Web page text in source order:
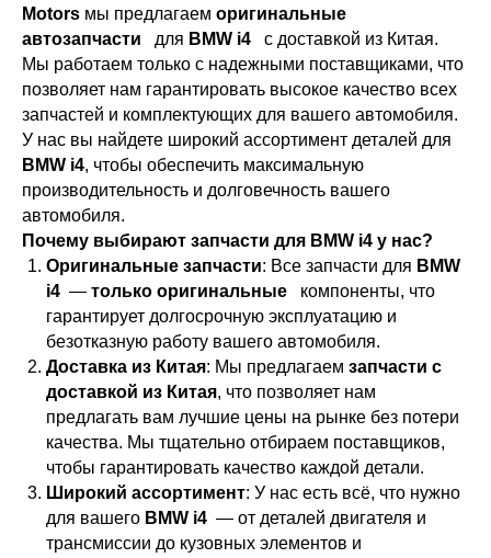
Motors мы предлагаем оригинальные
автозапчасти
для BMW i4
с доставкой из Китая.
Мы работаем только с надежными поставщиками, что
позволяет нам гарантировать высокое качество всех
запчастей и комплектующих для вашего автомобиля.
У нас вы найдете широкий ассортимент деталей для
BMW i4, чтобы обеспечить максимальную
производительность и долговечность вашего
автомобиля.
Почему выбирают запчасти для BMW i4 у нас?
Оригинальные запчасти: Все запчасти для BMW
i4 — только оригинальные
компоненты, что
гарантирует долгосрочную эксплуатацию и
безотказную работу вашего автомобиля.
Доставка из Китая: Мы предлагаем запчасти с
доставкой из Китая, что позволяет нам
предлагать вам лучшие цены на рынке без потери
качества. Мы тщательно отбираем поставщиков,
чтобы гарантировать качество каждой детали.
Широкий ассортимент: У нас есть всё, что нужно
для вашего BMW i4 — от деталей двигателя и
трансмиссии до кузовных элементов и